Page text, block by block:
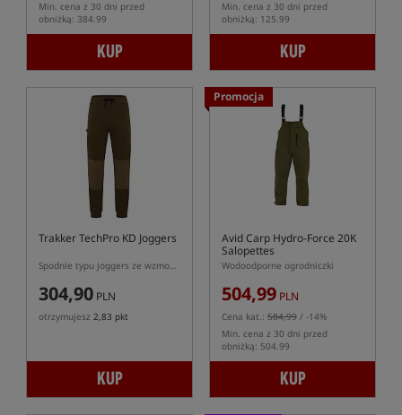
Min. cena z 30 dni przed
obniżką: 384.99
KUP
Min. cena z 30 dni przed
obniżką: 125.99
KUP
Trakker TechPro KD Joggers
Spodnie typu joggers ze wzmocnieniami
304,90 PLN
otrzymujesz 2,83 pkt
KUP
Promocja
Avid Carp Hydro-Force 20K
Salopettes
Wodoodporne ogrodniczki
504,99 PLN
Cena kat.: 584,99 / -14%
Min. cena z 30 dni przed
obniżką: 504.99
KUP